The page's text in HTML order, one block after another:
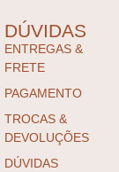
DÚVIDAS
ENTREGAS &
FRETE
PAGAMENTO
TROCAS &
DEVOLUÇÕES
DÚVIDAS